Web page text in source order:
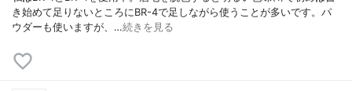
き始めて足りないところにBR-4で足しながら使うことが多いです。パ
ウダーも使いますが、…続きを見る